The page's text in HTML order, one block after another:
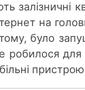
залізничні
на
було
робилося для